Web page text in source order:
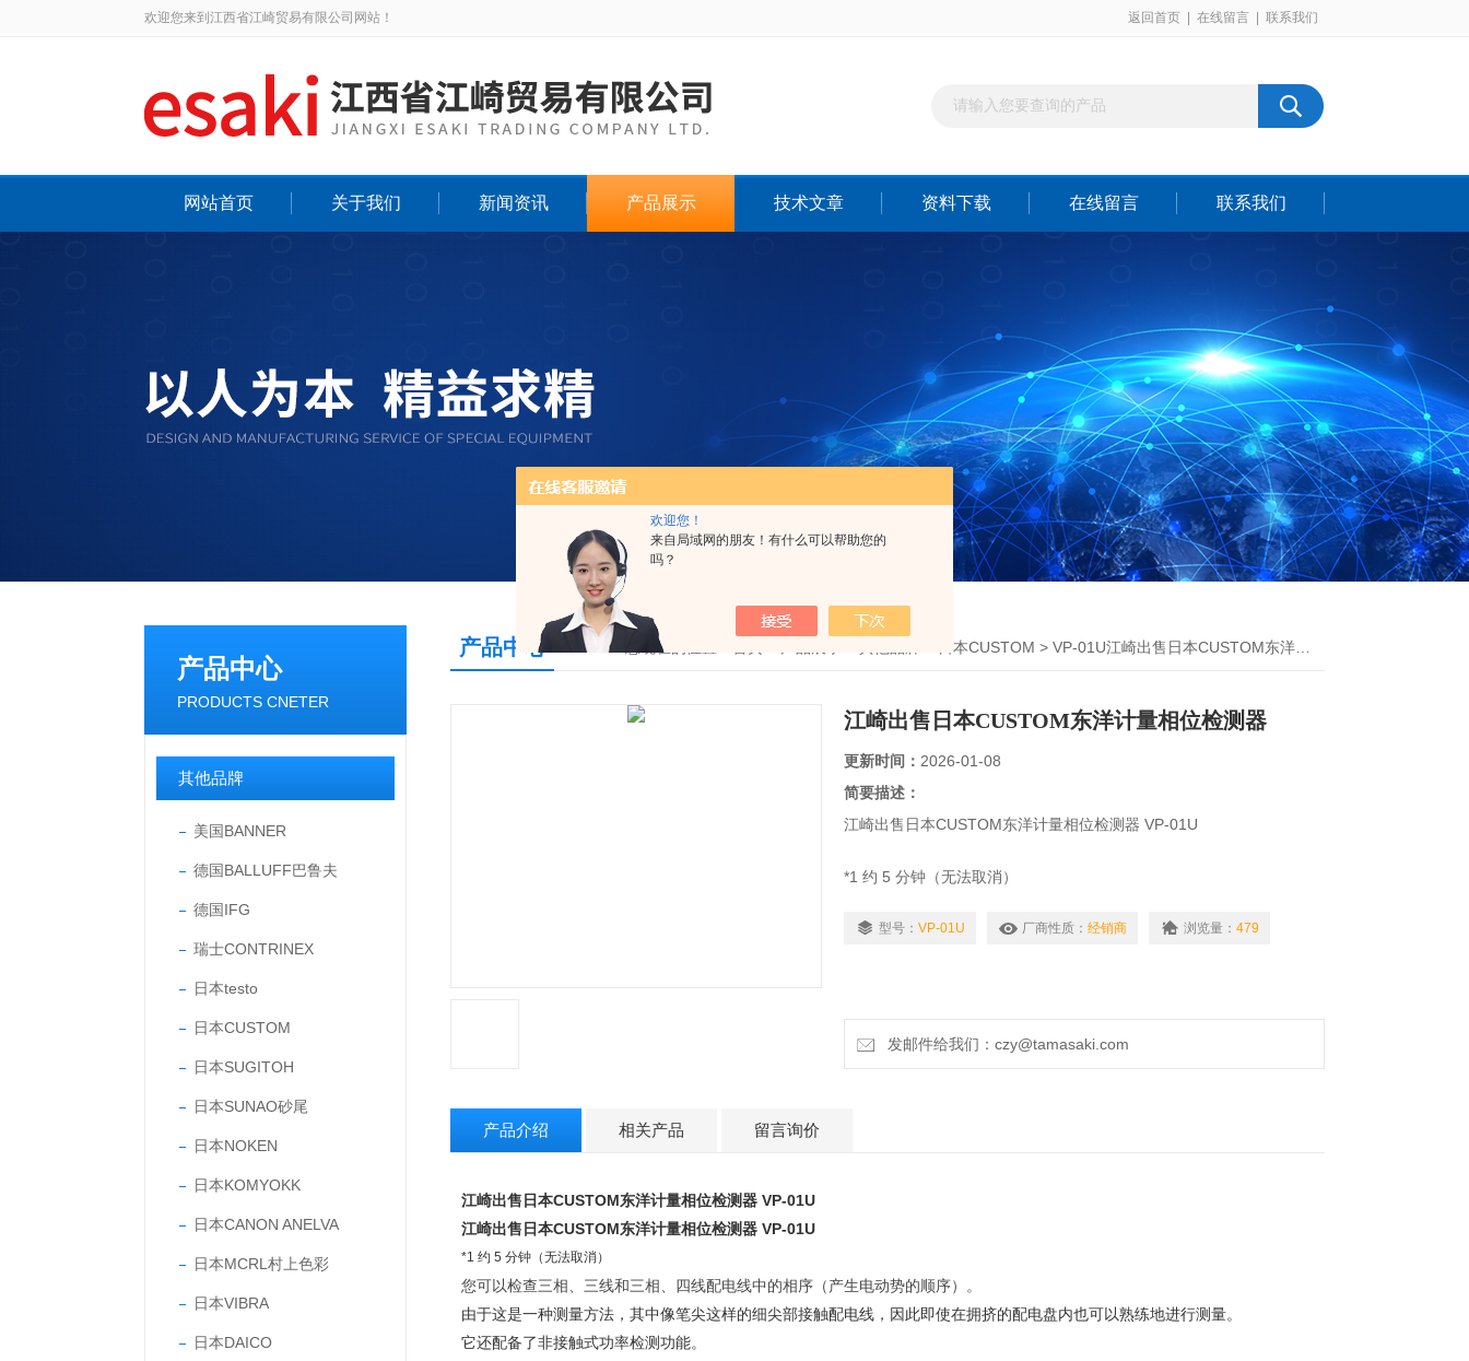
欢迎您！
来自局域网的朋友！有什么可以帮助您的
吗？
欢迎您来到江西省江崎贸易有限公司网站！ 返回首页 在线留言 联系我们
网站首页 关于我们 新闻资讯 产品展示 技术文章 资料下载 在线留言 联系我们
产品中心
PRODUCTS CNETER
其他品牌
美国BANNER
德国BALLUFF巴鲁夫
德国IFG
瑞士CONTRINEX
日本testo
日本CUSTOM
日本SUGITOH
日本SUNAO砂尾
日本NOKEN
日本KOMYOKK
日本CANON ANELVA
日本MCRL村上色彩
日本VIBRA
日本DAICO
产品中心 您现在的位置： 日本CUSTOM > VP-01U江崎出售日本CUSTOM东洋计量相位检测器
江崎出售日本CUSTOM东洋计量相位检测器
更新时间： 2026-01-08
简要描述：
江崎出售日本CUSTOM东洋计量相位检测器 VP-01U
*1 约 5 分钟（无法取消）
您可以检查三相、三线和三相、四线配电线中的相序（产生电动势的顺
型号： VP-01U 厂商性质： 经销商 浏览量： 479
发邮件给我们：czy@tamasaki.com
产品介绍 相关产品 留言询价
江崎出售日本CUSTOM东洋计量相位检测器 VP-01U
江崎出售日本CUSTOM东洋计量相位检测器 VP-01U
*1 约 5 分钟（无法取消）
您可以检查三相、三线和三相、四线配电线中的相序（产生电动势的顺序）。
由于这是一种测量方法，其中像笔尖这样的细尖部接触配电线，因此即使在拥挤的配电盘内也可以熟练地进行测量。
它还配备了非接触式功率检测功能。